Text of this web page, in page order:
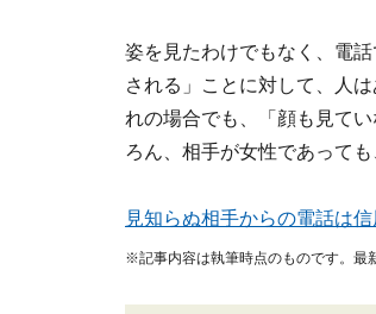
姿を見たわけでもなく、電
される」ことに対して、人
れの場合でも、「顔も見て
ろん、相手が女性であっても
見知らぬ相手からの電話は
※記事内容は執筆時点のものです。最